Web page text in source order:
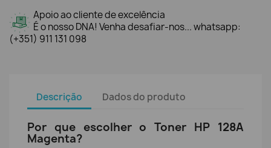
Apoio ao cliente de excelência
É o nosso DNA! Venha desafiar-nos... whatsapp:
(+351) 911 131 098
Descrição Dados do produto
Por que escolher o Toner HP 128A
Magenta?